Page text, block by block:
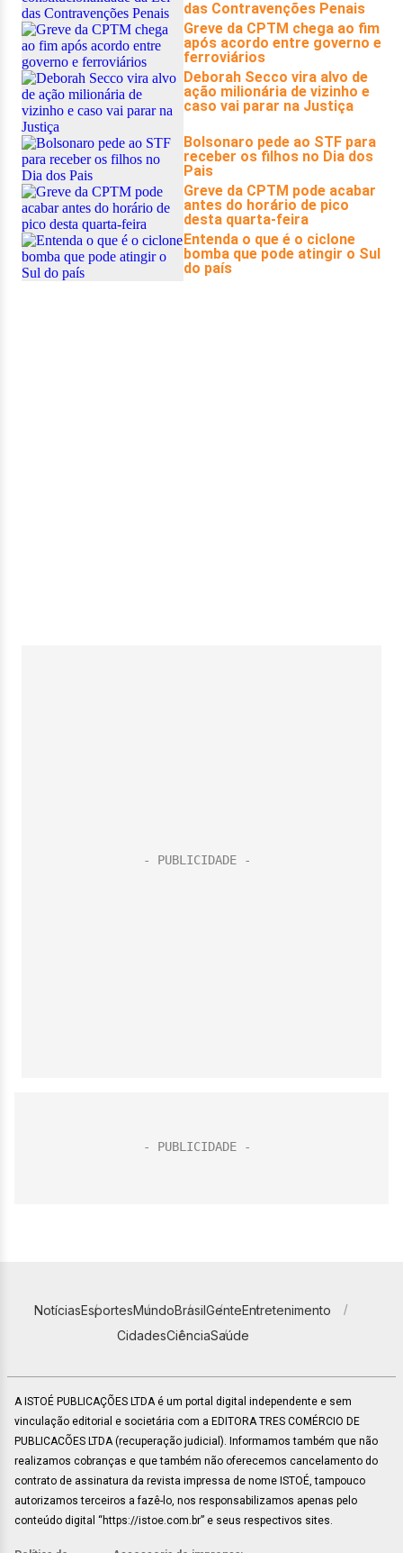
NotíciasEsportesMundoBrasilGenteEntretenimento
CidadesCiênciaSaúde
A ISTOÉ PUBLICAÇÕES LTDA é um portal digital independente e sem
vinculação editorial e societária com a EDITORA TRES COMÉRCIO DE
PUBLICACÕES LTDA (recuperação judicial). Informamos também que não
realizamos cobranças e que também não oferecemos cancelamento do
contrato de assinatura da revista impressa de nome ISTOÉ, tampouco
autorizamos terceiros a fazê-lo, nos responsabilizamos apenas pelo
conteúdo digital “https://istoe.com.br” e seus respectivos sites.